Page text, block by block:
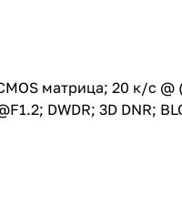
матрица; 20 к/с @
DWDR; 3D DNR;